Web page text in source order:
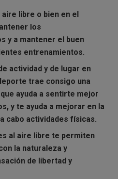
libre o bien en el
los
y a mantener el
buen
entrenamientos.
actividad y de lugar en
trae consigo una
que ayuda a sentirte mejor
y te ayuda a mejorar en la
cabo actividades físicas.
al aire libre te permiten
la naturaleza y
de libertad y